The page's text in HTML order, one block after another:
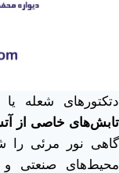
دتکتورهای شعله یا Flame Detectors، تجهیزاتی هستند که
تابش‌های خاصی از
گاهی نور مرئی را
محیط‌های صنعتی و